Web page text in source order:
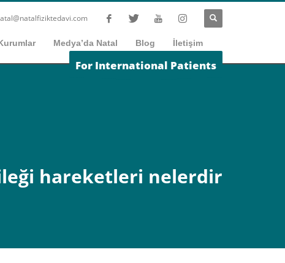
Medya’da Natal Blog İletişim
For International Patients
hareketleri nelerdir